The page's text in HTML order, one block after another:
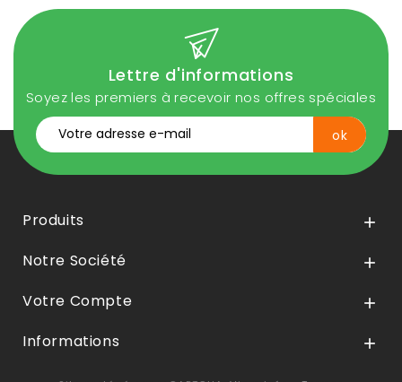
Lettre d'informations
Soyez les premiers à recevoir nos offres spéciales
Produits 
Notre Société 
Votre Compte 
Informations 